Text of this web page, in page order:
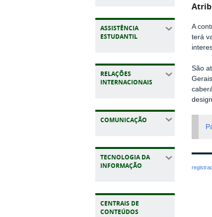
ASSISTÊNCIA
ESTUDANTIL
RELAÇÕES
INTERNACIONAIS
COMUNICAÇÃO
TECNOLOGIA DA
INFORMAÇÃO
CENTRAIS DE
CONTEÚDOS
A
terá
São